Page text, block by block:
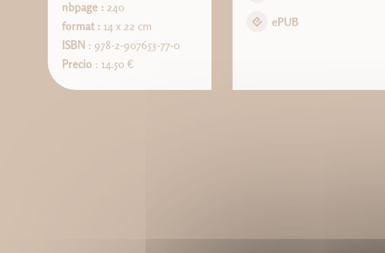
nbpage : 240
format : 14 x 22 cm
ISBN : 978-2-907653-77-0
Precio: 14.50 €
ePUB